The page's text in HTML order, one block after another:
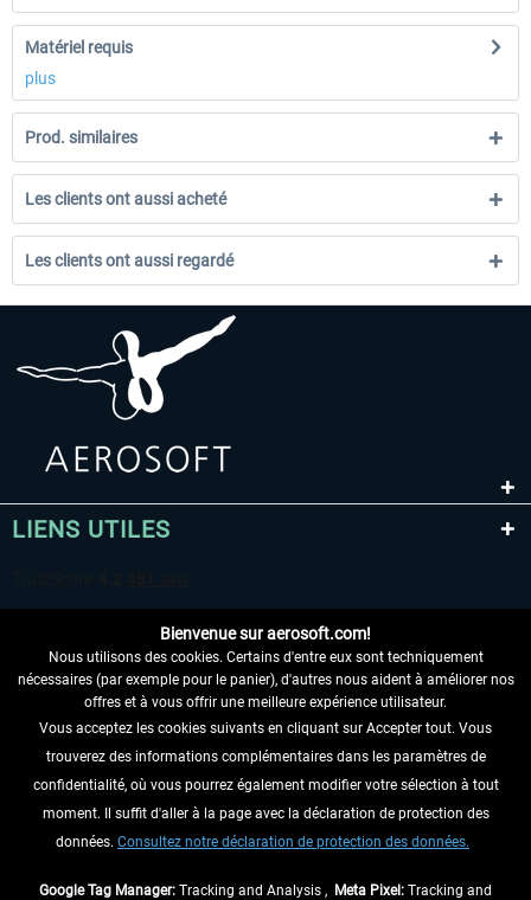
Matériel requis
plus
Prod. similaires
Les clients ont aussi acheté
Les clients ont aussi regardé
LIENS UTILES
RENONCER AU CONTRAT ICI
INFORMATIONS
NE MANQUEZ PAS LES DERNIÈRES
Bienvenue sur aerosoft.com!
Nous utilisons des cookies. Certains d'entre eux sont techniquement
nécessaires (par exemple pour le panier), d'autres nous aident à améliorer nos
offres et à vous offrir une meilleure expérience utilisateur.
Vous acceptez les cookies suivants en cliquant sur Accepter tout. Vous
trouverez des informations complémentaires dans les paramètres de
confidentialité, où vous pourrez également modifier votre sélection à tout
moment. Il suffit d'aller à la page avec la déclaration de protection des
données. Consultez notre déclaration de protection des données.
Google Tag Manager: Tracking and Analysis , Meta Pixel: Tracking and